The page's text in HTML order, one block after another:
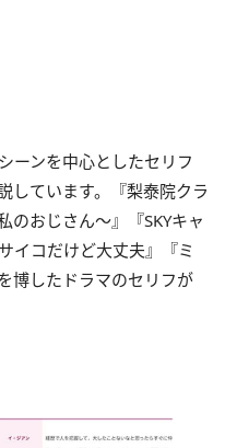
ーンを中心としたセリフ
しています。『梨泰院クラ
のおじさん～』『SKYキャ
イコだけど大丈夫』『ミ
博したドラマのセリフが